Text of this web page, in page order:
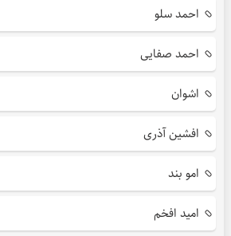
احمد سلو
احمد صفایی
اشوان
افشین آذری
امو بند
امید افخم